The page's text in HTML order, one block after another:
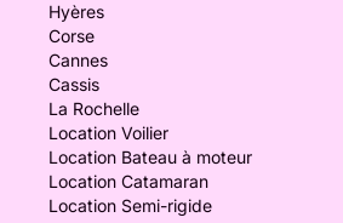
Hyères
Corse
Cannes
Cassis
La Rochelle
Location Voilier
Location Bateau à moteur
Location Catamaran
Location Semi-rigide